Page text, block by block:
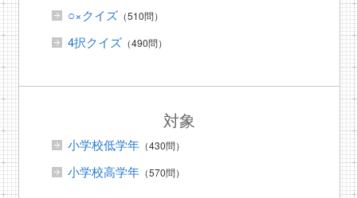
○×クイズ（510問）
4択クイズ（490問）
対象
小学校低学年（430問）
小学校高学年（570問）